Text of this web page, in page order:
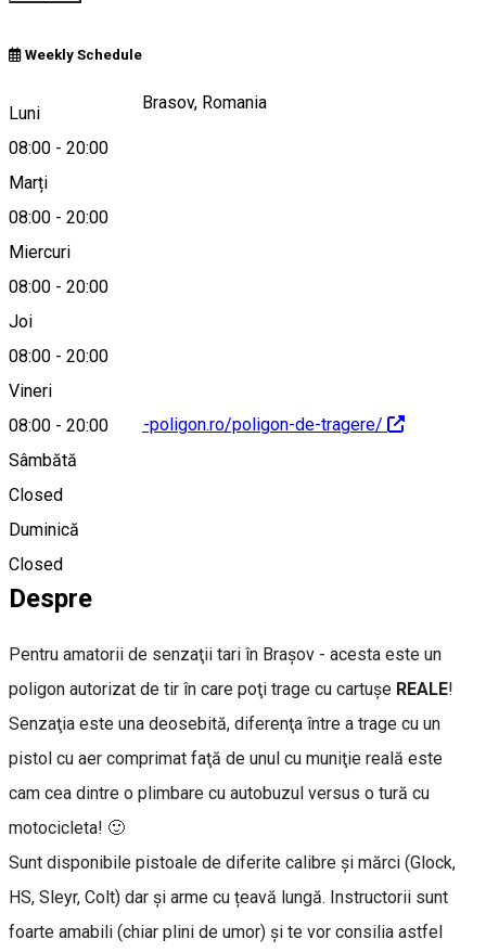
Weekly Schedule
Luni
08:00 - 20:00
Marți
08:00 - 20:00
Miercuri
08:00 - 20:00
Joi
08:00 - 20:00
Vineri
08:00 - 20:00
Sâmbătă
Closed
Duminică
Closed
Zizinului 109 bis, Brasov, Romania
Hartă
https://www.arme-poligon.ro/poligon-de-tragere/
0760785832
Despre
Pentru amatorii de senzaţii tari în Braşov - acesta este un
poligon autorizat de tir în care poţi trage cu cartuşe REALE!
Senzaţia este una deosebită, diferenţa între a trage cu un
pistol cu aer comprimat faţă de unul cu muniţie reală este
cam cea dintre o plimbare cu autobuzul versus o tură cu
motocicleta! 🙂
Sunt disponibile pistoale de diferite calibre şi mărci (Glock,
HS, Sleyr, Colt) dar și arme cu țeavă lungă. Instructorii sunt
foarte amabili (chiar plini de umor) şi te vor consilia astfel